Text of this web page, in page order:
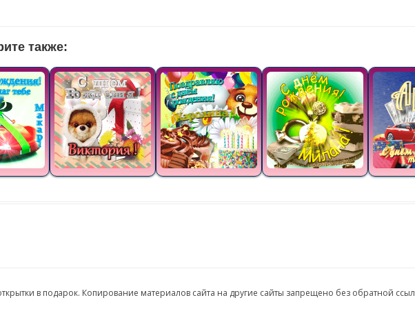
также:
в подарок. Копирование материалов сайта на другие сайты запрещено без обратной